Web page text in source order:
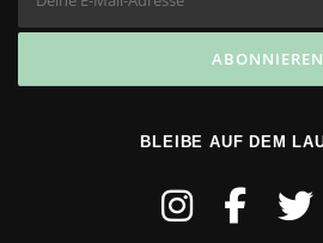
BLEIBE AUF DEM